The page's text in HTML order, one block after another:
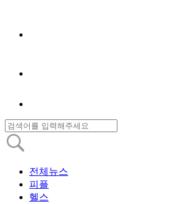
전체뉴스
피플
헬스